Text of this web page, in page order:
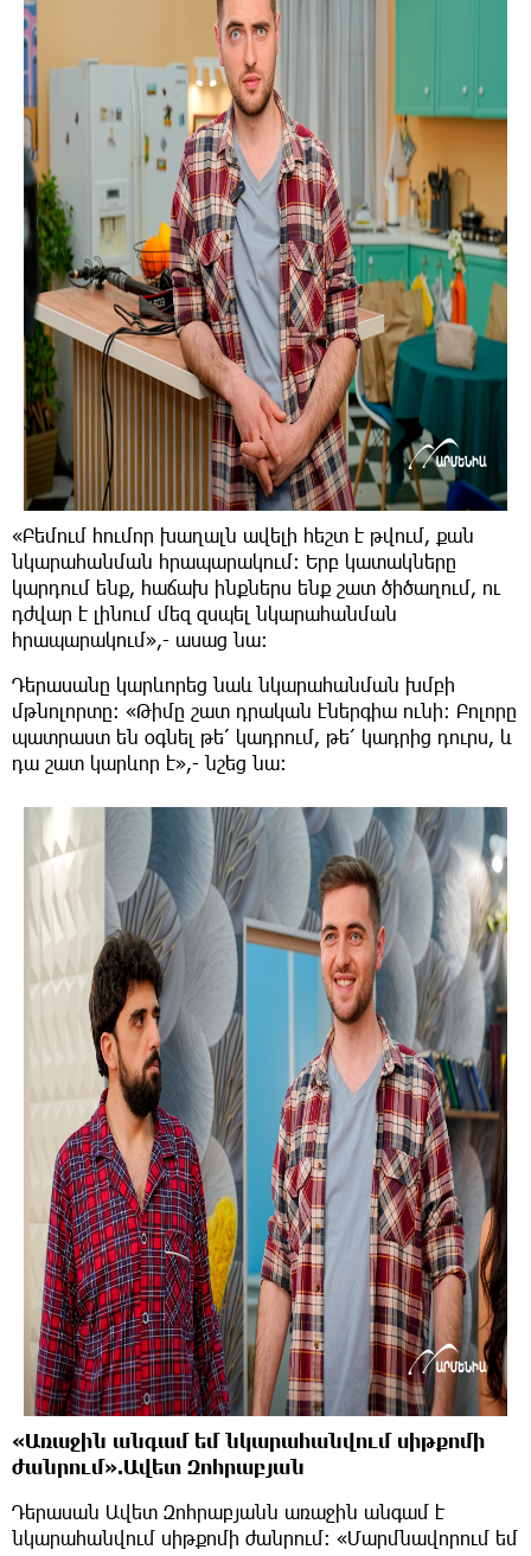
«Բեմում հումոր խաղալն ավելի հեշտ է թվում, քան
նկարահանման հրապարակում։ Երբ կատակները
կարդում ենք, հաճախ ինքներս ենք շատ ծիծաղում, ու
դժվար է լինում մեզ զսպել նկարահանման
հրապարակում»,- ասաց նա։
Դերասանը կարևորեց նաև նկարահանման խմբի
մթնոլորտը։ «Թիմը շատ դրական էներգիա ունի։ Բոլորը
պատրաստ են օգնել թե՛ կադրում, թե՛ կադրից դուրս, և
դա շատ կարևոր է»,- նշեց նա։
«Առաջին անգամ եմ նկարահանվում սիթքոմի
ժանրում».Ավետ Զոհրաբյան
Դերասան Ավետ Զոհրաբյանն առաջին անգամ է
նկարահանվում սիթքոմի ժանրում: «Մարմնավորում եմ